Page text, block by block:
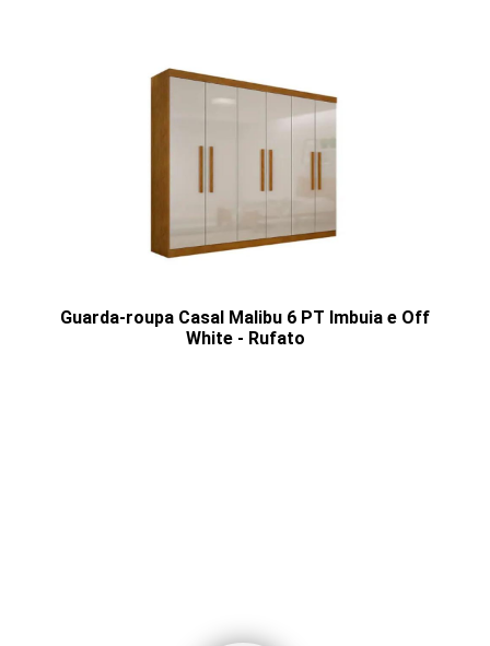
Guarda-roupa Casal Malibu 6 PT Imbuia e Off
White - Rufato